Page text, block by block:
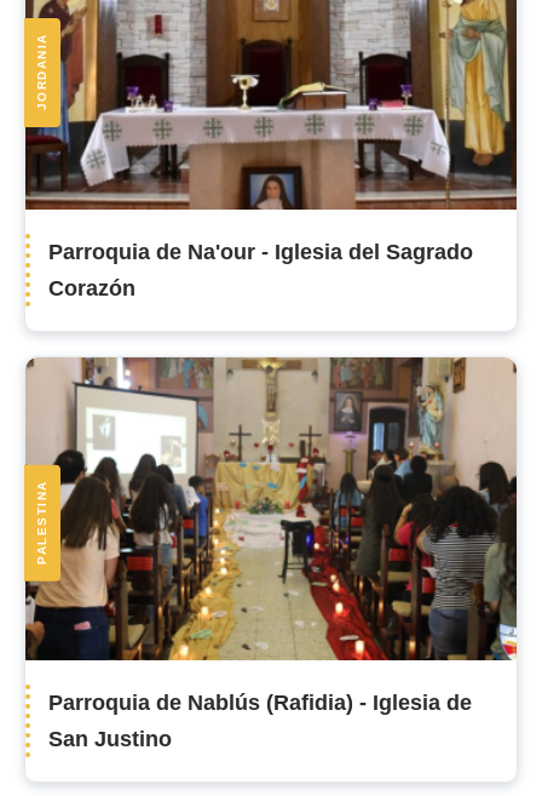
JORDANIA
Parroquia de Na'our - Iglesia del Sagrado
Corazón
PALESTINA
Parroquia de Nablús (Rafidia) - Iglesia de
San Justino